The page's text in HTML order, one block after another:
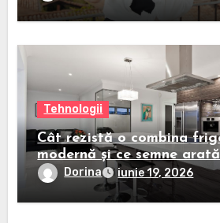
Tehnologii
Cât rezistă o combina
modernă și ce semne
înlocuită
Dorina iunie 19, 2026